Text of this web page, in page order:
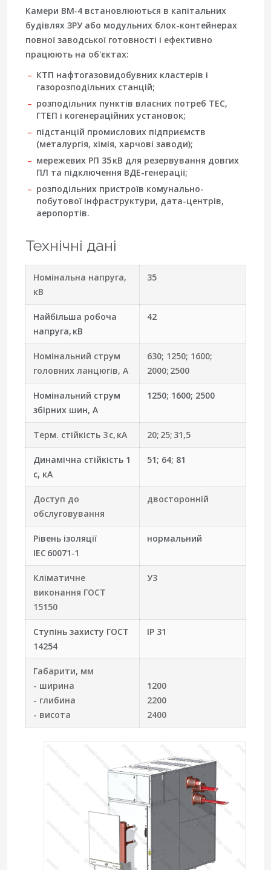
Камери ВМ‑4 встановлюються в капітальних
будівлях ЗРУ або модульних блок-контейнерах
повної заводської готовності і ефективно
працюють на об'єктах:
КТП нафтогазовидобувних кластерів і
газорозподільних станцій;
розподільних пунктів власних потреб ТЕС,
ГТЕП і когенераційних установок;
підстанцій промислових підприємств
(металургія, хімія, харчові заводи);
мережевих РП 35 кВ для резервування довгих
ПЛ та підключення ВДЕ-генерації;
розподільних пристроїв комунально-
побутової інфраструктури, дата-центрів,
аеропортів.
Технічні дані
Номінальна напруга,
кВ
35
Найбільша робоча
напруга, кВ
42
Номінальний струм
головних ланцюгів, А
630; 1250; 1600;
2000; 2500
Номінальний струм
збірних шин, А
1250; 1600; 2500
Терм. стійкість 3 с, кА 20; 25; 31,5
Динамічна стійкість 1
с, кА
51; 64; 81
Доступ до
обслуговування
двосторонній
Рівень ізоляції
IEC 60071‑1
нормальний
Кліматичне
виконання ГОСТ
15150
У3
Ступінь захисту ГОСТ
14254
IP 31
Габарити, мм
- ширина
- глибина
- висота
1200
2200
2400